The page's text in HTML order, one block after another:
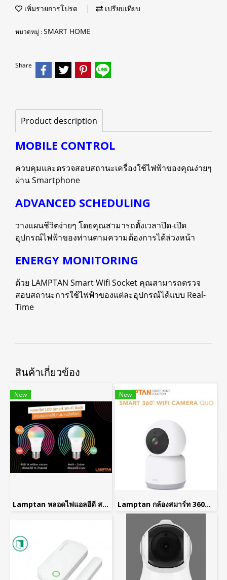
เพิ่มรายการโปรด เปรียบเทียบ
หมวดหมู่ :SMART HOME
Share
Product description
MOBILE CONTROL
ควบคุมและตรวจสอบสถานะเครื่องใช้ไฟฟ้าของคุณง่ายๆ
ผ่าน Smartphone
ADVANCED SCHEDULING
วางแผนชีวิตง่ายๆ โดยคุณสามารถตั้งเวลาปิด-เปิด
อุปกรณ์ไฟฟ้าของท่านตามความต้องการได้ล่วงหน้า
ENERGY MONITORING
ด้วย LAMPTAN Smart Wifi Socket คุณสามารถตรวจ
สอบสถานะการใช้ไฟฟ้าของแต่ละอุปกรณ์ได้แบบ Real-
Time
สินค้าเกี่ยวข้อง
New
Lamptan หลอดไฟแอลอีดี สมาร์ท ไว-ไฟ บัลบ์ 9 วัตต์ ขั้ว E27 LED SMART Wi-Fi Bulb 9 W E27 รุ่น Multi colour และ RGB colour
New
Lamptan กล้องสมาร์ท 360องศาวายฟายคาเมรา SMART 360 Wifi Camera กล้องไวไฟ